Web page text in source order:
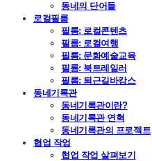
동네의 단어들
로컬필름
필름: 로컬콘텐츠
필름: 로컬여행
필름: 문화예술교육
필름: 북트레일러
필름: 퇴근길바캉스
동네기록관
동네기록관이란?
동네기록관 연혁
동네기록관의 프로젝트
협업 작업
협업 작업 살펴보기